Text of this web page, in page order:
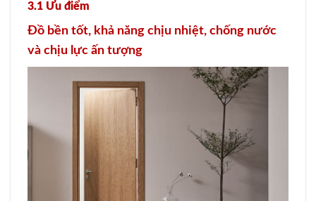
3.1 Ưu điểm
Đồ bền tốt, khả năng chịu nhiệt, chống nước
và chịu lực ấn tượng